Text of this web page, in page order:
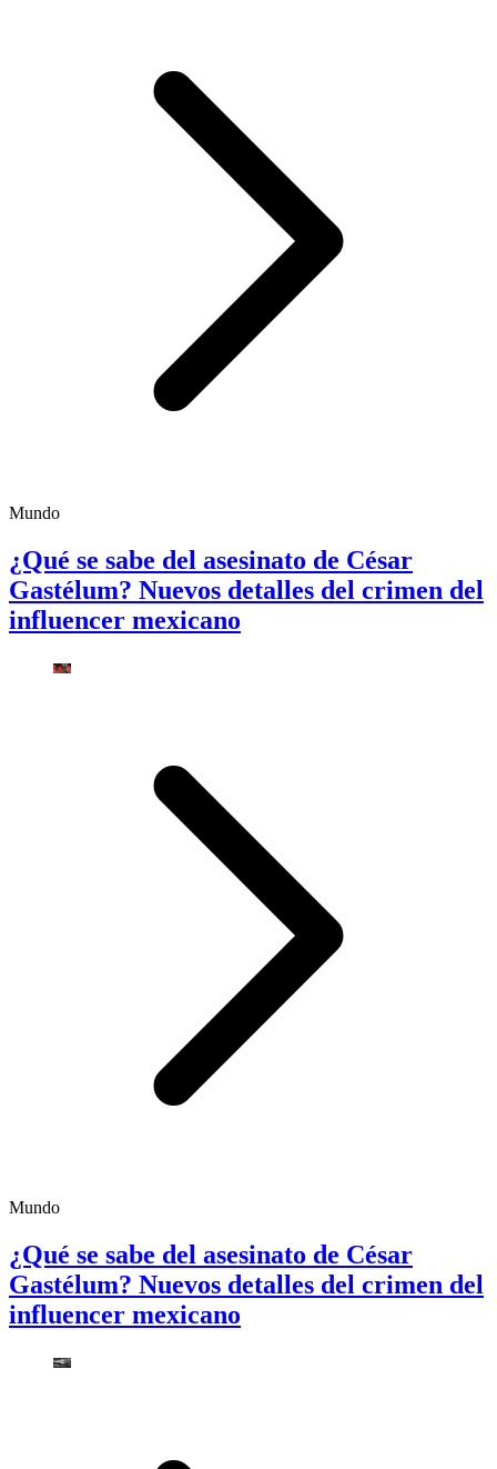
Mundo
¿Qué se sabe del asesinato de César
Gastélum? Nuevos detalles del crimen del
influencer mexicano
Mundo
¿Qué se sabe del asesinato de César
Gastélum? Nuevos detalles del crimen del
influencer mexicano